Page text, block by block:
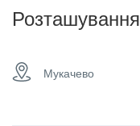
Розташування
Мукачево